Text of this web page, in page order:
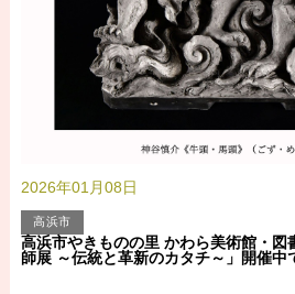
2026年01月08日
高浜市
高浜市やきものの里 かわら美術館・図
師展 ～伝統と革新のカタチ～」開催中